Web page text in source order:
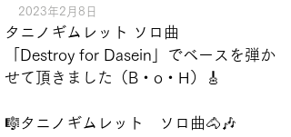
2023年2月8日
タニノギムレット ソロ曲
Destroy for Dasein 」でベースを弾か
せて頂きました（ B ・ o ・ H ）🎸
🎼タニノギムレット　ソロ曲🐴🎶